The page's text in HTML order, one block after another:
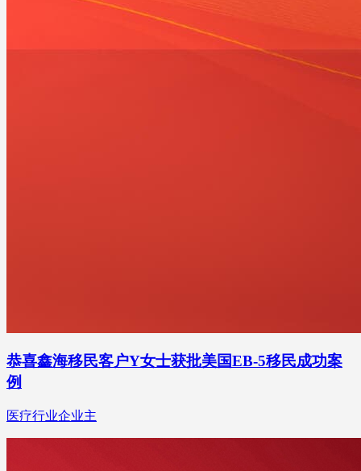
恭喜鑫海移民客户Y女士获批美国EB-5移民成功案
例
医疗行业企业主